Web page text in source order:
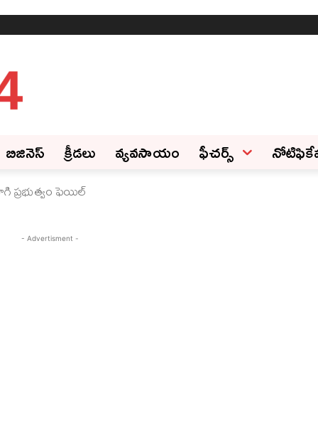
బిజినెస్‌ క్రీడలు వ్యవసాయం ఫీచ‌ర్స్ ‌
ప్రభుత్వం ఫెయిల్‌
- Advertisment -